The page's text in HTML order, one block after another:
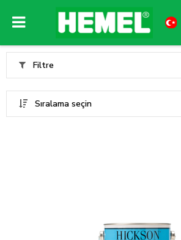
Filtre
Sıralama seçin